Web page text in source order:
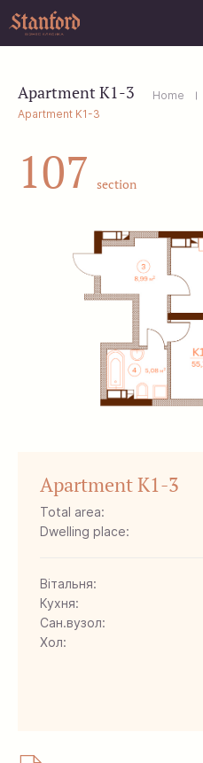
Apartment K1-3 Home
Apartment K1-3
107 section
Apartment K1-3
Total area:
Dwelling place:
Вітальня:
Кухня:
Сан.вузол:
Хол: